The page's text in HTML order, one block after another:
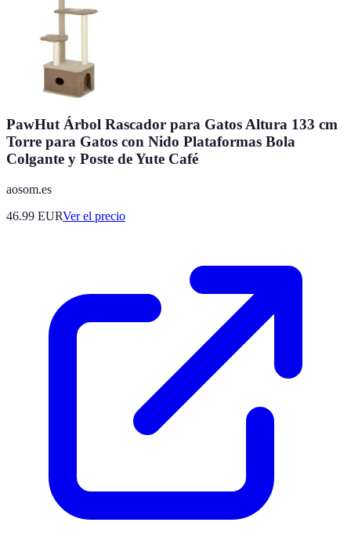
PawHut Árbol Rascador para Gatos Altura 133 cm
Torre para Gatos con Nido Plataformas Bola
Colgante y Poste de Yute Café
aosom.es
46.99 EURVer el precio